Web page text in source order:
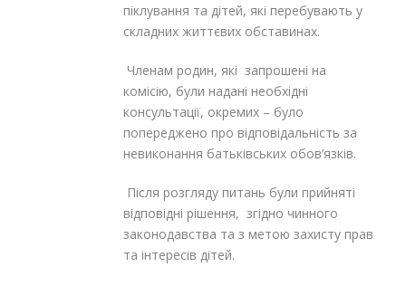
піклування та дітей, які перебувають у
складних життєвих обставинах.
Членам родин, які запрошені на
комісію, були надані необхідні
консультації, окремих – було
попереджено про відповідальність за
невиконання батьківських обов’язків.
Після розгляду питань були прийняті
відповідні рішення, згідно чинного
законодавства та з метою захисту прав
та інтересів дітей.